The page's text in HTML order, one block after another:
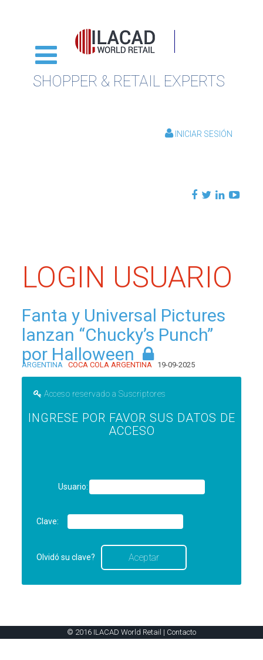
SHOPPER & RETAIL EXPERTS
INICIAR SESIÓN
LOGIN USUARIO
Fanta y Universal Pictures
lanzan “Chucky’s Punch”
por Halloween
ARGENTINA COCA COLA ARGENTINA 19-09-2025
Acceso reservado a Suscriptores
INGRESE POR FAVOR SUS DATOS DE
ACCESO
Usuario:
Clave:
Olvidó su clave?
© 2016 ILACAD World Retail | Contacto